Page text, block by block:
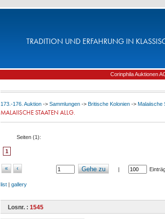
TRADITION UND ERFAHRUNG IN
Corinphila Auktionen
173.-176. Auktion -> Sammlungen -> Britische Kolonien -> Malaiische
MALAIISCHE STAATEN ALLG.
Seiten (1):
1
« ‹ Gehe zu |
list | gallery
Losnr. : 1545